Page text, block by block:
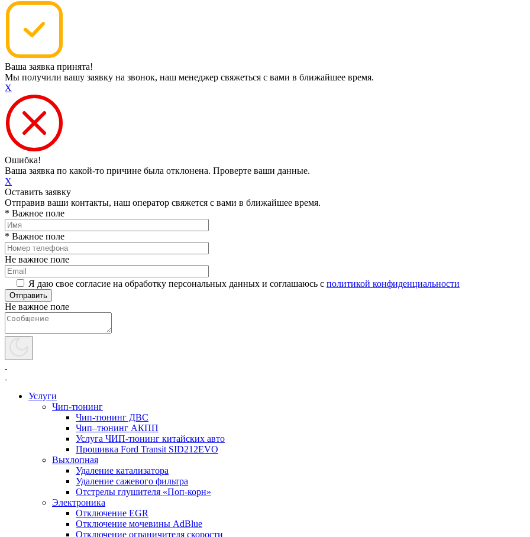
Ваша заявка принята!
Мы получили вашу заявку на звонок, наш менеджер свяжеться с вами в ближайшее время.
X
Ошибка!
Ваша заявка по какой-то причине была отклонена. Проверте ваши данные.
X
Оставить заявку
Отправив ваши контакты, наш оператор свяжется с вами в ближайшее время.
* Важное поле
* Важное поле
Не важное поле
Я даю свое согласие на обработку персональных данных и соглашаюсь с политикой конфиденциальности
Не важное поле
Услуги
Чип-тюнинг
Чип-тюнинг ДВС
Чип–тюнинг АКПП
Услуга ЧИП-тюнинг китайских авто
Прошивка Ford Transit SID212EVO
Выхлопная
Удаление катализатора
Удаление сажевого фильтра
Отстрелы глушителя «Поп-корн»
Электроника
Отключение EGR
Отключение мочевины AdBlue
Отключение ограничителя скорости